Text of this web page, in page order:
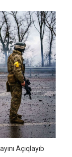
Açıqlayıb